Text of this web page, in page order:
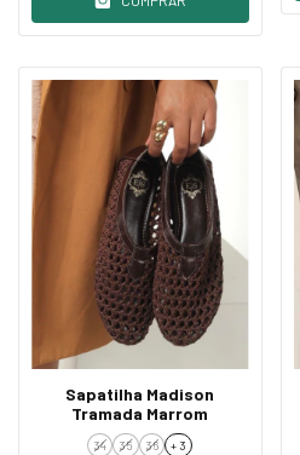
Sapatilha Madison
Tramada Marrom
34 35 36 + 3